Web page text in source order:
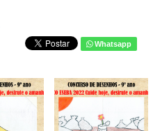
Whatsapp